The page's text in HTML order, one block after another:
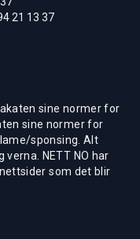
21 13 37
sine normer for
sine normer for
sponsing. Alt
verna. NETT NO har
som det blir